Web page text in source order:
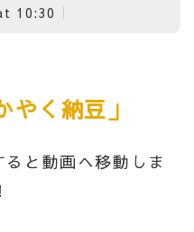
10:30
やく納豆」
と動画へ移動しま